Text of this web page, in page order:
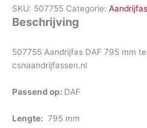
SKU: 507755 Categorie:
Beschrijving
507755 Aandrijfas DAF 795 mm
csnaandrijfassen.nl
Passend op: DAF
Lengte: 795 mm